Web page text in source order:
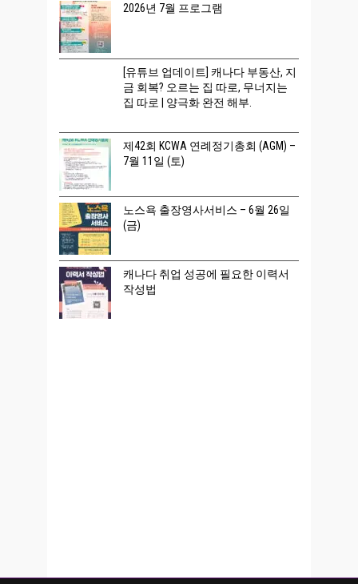
2026년 7월 프로그램
[유튜브 업데이트] 캐나다 부동산, 지
금 회복? 오르는 집 따로, 무너지는
집 따로 | 양극화 완전 해부.
제42회 KCWA 연례정기총회 (AGM) –
7월 11일 (토)
노스욕 출장영사서비스 – 6월 26일
(금)
캐나다 취업 성공에 필요한 이력서
작성법